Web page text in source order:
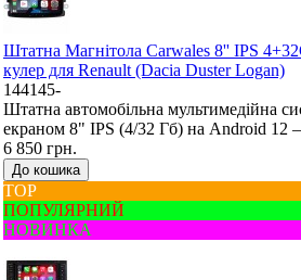
Штатна Mагнітола Carwales 8'' IPS
кулер для Renault (Dacia Duster Logan)
144145-
Штатна автомобільна мультимедійна
екраном 8" IPS (4/32 Гб) на Android 12
6 850 грн.
До кошика
ТОР
ПОПУЛЯРНИЙ
НОВИНКА